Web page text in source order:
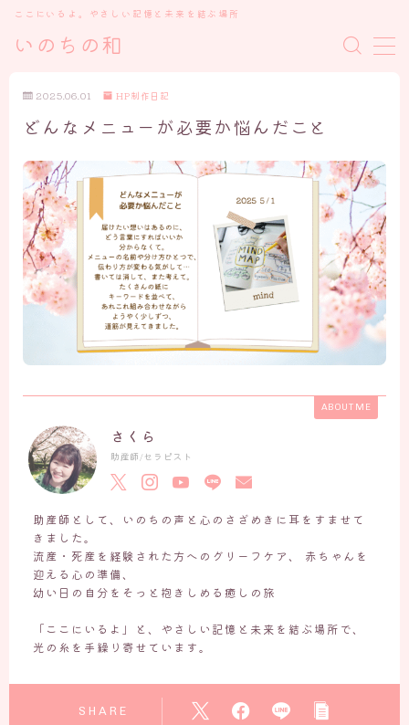
いのちの和
ここにいるよ。やさしい記憶と未来を結ぶ場所
トップ
私について
いのちの和を開いた理由
プロローグ ごあいさつ
ケアメニュー、講座について・お知らせ
いのちの営み
ホームページ作成日記
JOY（アリエル）との旅の記録
お客様の声ーVOICE
Q＆A
よくあるご質問
「セッション前に読んでおきたい３つのこと」
出張セッションについて
2025.06.01 HP制作日記
どんなメニューが必要か悩んだこと
ABOUT ME
さくら
助産師/セラピスト
助産師として、いのちの声と心のさざめきに耳をすませて
きました。
流産・死産を経験された方へのグリーフケア、 赤ちゃんを
迎える心の準備、
幼い日の自分をそっと抱きしめる癒しの旅
「ここにいるよ」と、やさしい記憶と未来を結ぶ場所で、
光の糸を手繰り寄せています。
SHARE